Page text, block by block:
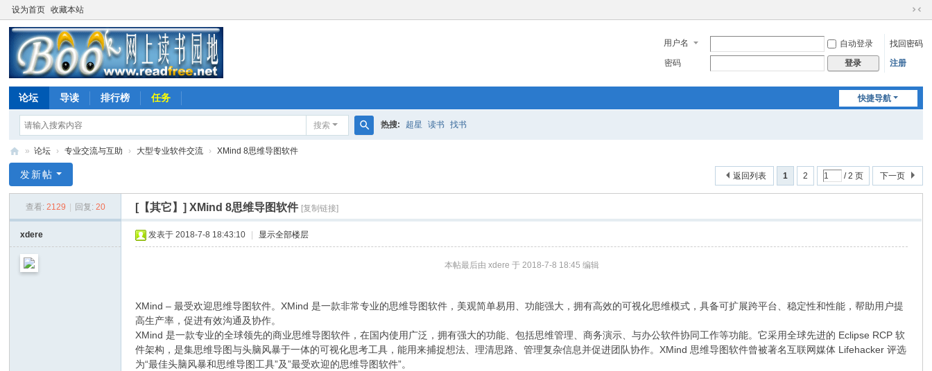
设为首页 收藏本站
切
到
用户名 自动登录
找回密码
密码
登录 注册
快捷导航
论坛 导读 排行榜 任务
搜索 热搜: 超星 读书 找书
上
书
地
» 论坛 › 专业交流与互助 › 大型专业软件交流 › XMind 8思维导图软件
1 2 / 2 页 下一页
返回列表
发新帖
查看: 2129 回复: 20 [【其它】]XMind 8思维导图软件 [复制链接]
xdere 发表于 2018-7-8 18:43:10 显示全部楼层
本帖最后由 xdere 于 2018-7-8 18:45 编辑
XMind – 最受欢迎思维导图软件。XMind 是一款非常专业的思维导图软件，美观简单易用、功能强大，拥有高效的可视化思维模式，具备可扩展跨平台、稳定性和性能，帮助用户提
高生产率，促进有效沟通及协作。
XMind 是一款专业的全球领先的商业思维导图软件，在国内使用广泛，拥有强大的功能、包括思维管理、商务演示、与办公软件协同工作等功能。它采用全球先进的 Eclipse RCP 软
件架构，是集思维导图与头脑风暴于一体的可视化思考工具，能用来捕捉想法、理清思路、管理复杂信息并促进团队协作。XMind 思维导图软件曾被著名互联网媒体 Lifehacker 评选
为“最佳头脑风暴和思维导图工具”及”最受欢迎的思维导图软件”。